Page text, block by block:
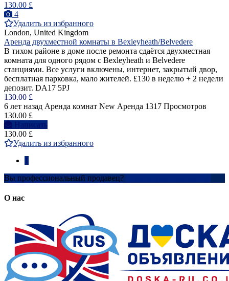
130.00 £
4
Удалить из избранного
London, United Kingdom
Аренда двухместной комнаты в Bexleyheath/Belvedere
В тихом районе в доме после ремонта сдаётся двухместная
комната для одного рядом с Bexleyheath и Belvedere
станциями. Все услуги включены, интернет, закрытый двор,
бесплатная парковка, мало жителей. £130 в неделю + 2 недели
депозит. DA17 5PJ
130.00 £
6 лет назад Аренда комнат New Аренда 1317 Просмотров
130.00 £
Написать
130.00 £
Удалить из избранного
Вы профессиональный продавец?
О нас